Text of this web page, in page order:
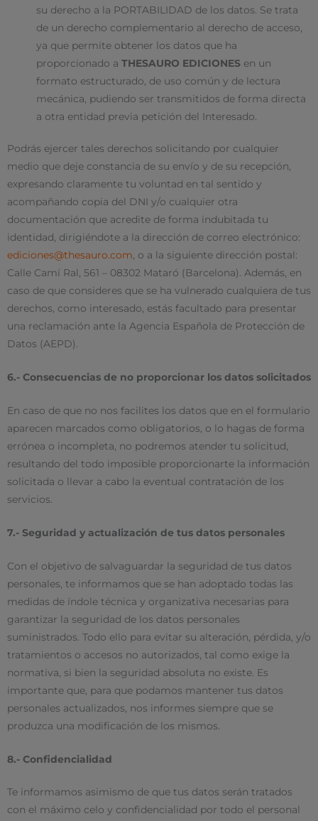
su derecho a la PORTABILIDAD de los datos. Se trata
de un derecho complementario al derecho de acceso,
ya que permite obtener los datos que ha
proporcionado aTHESAURO EDICIONES en un
formato estructurado, de uso común y de lectura
mecánica, pudiendo ser transmitidos de forma directa
a otra entidad previa petición del Interesado.
Podrás ejercer tales derechos solicitando por cualquier
medio que deje constancia de su envío y de su recepción,
expresando claramente tu voluntad en tal sentido y
acompañando copia del DNI y/o cualquier otra
documentación que acredite de forma indubitada tu
identidad, dirigiéndote a la dirección de correo electrónico:
ediciones@thesauro.com , o a la siguiente dirección postal:
Calle Camí Ral, 561 – 08302 Mataró (Barcelona). Además, en
caso de que consideres que se ha vulnerado cualquiera de tus
derechos, como interesado, estás facultado para presentar
una reclamación ante la Agencia Española de Protección de
Datos (AEPD).
6.- Consecuencias de no proporcionar los datos solicitados
En caso de que no nos facilites los datos que en el formulario
aparecen marcados como obligatorios, o lo hagas de forma
errónea o incompleta, no podremos atender tu solicitud,
resultando del todo imposible proporcionarte la información
solicitada o llevar a cabo la eventual contratación de los
servicios.
7.- Seguridad y actualización de tus datos personales
Con el objetivo de salvaguardar la seguridad de tus datos
personales, te informamos que se han adoptado todas las
medidas de índole técnica y organizativa necesarias para
garantizar la seguridad de los datos personales
suministrados. Todo ello para evitar su alteración, pérdida, y/o
tratamientos o accesos no autorizados, tal como exige la
normativa, si bien la seguridad absoluta no existe. Es
importante que, para que podamos mantener tus datos
personales actualizados, nos informes siempre que se
produzca una modificación de los mismos.
8.- Confidencialidad
Te informamos asimismo de que tus datos serán tratados
con el máximo celo y confidencialidad por todo el personal